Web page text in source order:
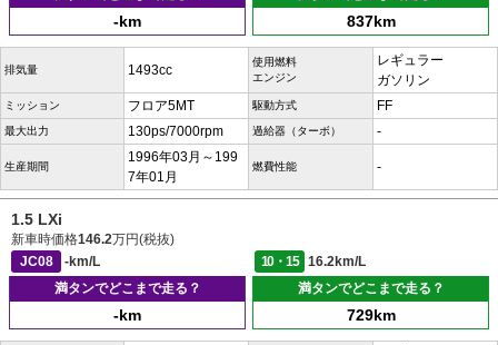
-km 837km
排気量 1493cc
使用燃料
エンジン
レギュラー
ガソリン
ミッション フロア5MT 駆動方式 FF
最大出力 130ps/7000rpm 過給器（ターボ） -
生産期間
1996年03月～199
7年01月
燃費性能 -
1.5 LXi
新車時価格146.2万円(税抜)
JC08
-km/L 10・15
16.2km/L
満タンでどこまで走る？
-km
満タンでどこまで走る？
729km